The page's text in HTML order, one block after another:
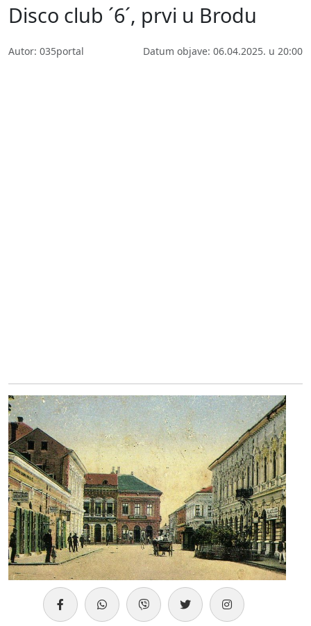
Disco club ´6´, prvi u Brodu
Autor: 035portal Datum objave: 06.04.2025. u 20:00